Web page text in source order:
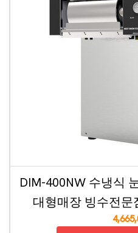
DIM-400NW 수냉식
대형매장 빙수전문